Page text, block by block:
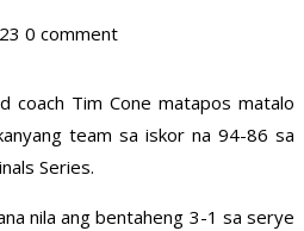
0 comment
coach Tim Cone matapos matalo
team sa iskor na 94-86 sa
Series.
nila ang bentaheng 3-1 sa serye